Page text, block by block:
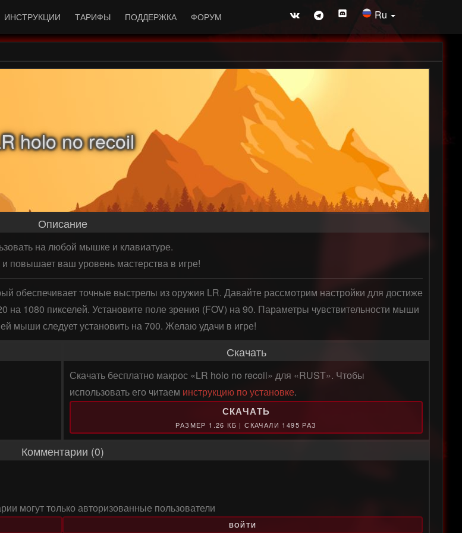
ИНСТРУКЦИИ ТАРИФЫ ПОДДЕРЖКА ФОРУМ Ru
holo no recoil
Описание
на любой мышке и клавиатуре.
повышает ваш уровень мастерства в игре!
обеспечивает точные выстрелы из оружия LR. Давайте рассмотрим настройки для достиже
1080 пикселей. Установите поле зрения (FOV) на 90. Параметры чувствительности мыши
мыши следует установить на 700. Желаю удачи в игре!
Скачать
Скачать бесплатно макрос «LR holo no recoil» для «RUST». Чтобы
использовать его читаем инструкцию по установке.
СКАЧАТЬ
РАЗМЕР 1.26 КБ | СКАЧАЛИ 1495 РАЗ
Комментарии (0)
могут только авторизованные пользователи
ВОЙТИ